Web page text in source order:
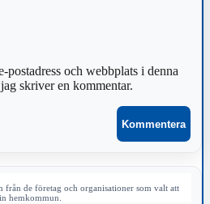
postadress och webbplats i denna
skriver en kommentar.
från de företag och organisationer som valt att
hemkommun.